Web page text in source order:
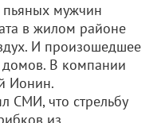
мужчин
в жилом районе
И произошедшее
домов. В компании
Ионин.
СМИ, что стрельбу